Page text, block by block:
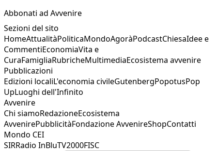
Abbonati ad Avvenire
Sezioni del sito
HomeAttualitàPoliticaMondoAgoràPodcastChiesaIdee e
CommentiEconomiaVita e
CuraFamigliaRubricheMultimediaEcosistema avvenire
Pubblicazioni
Edizioni localiL'economia civileGutenbergPopotusPop
UpLuoghi dell'Infinito
Avvenire
Chi siamoRedazioneEcosistema
AvvenirePubblicitàFondazione AvvenireShopContatti
Mondo CEI
SIRRadio InBluTV2000FISC